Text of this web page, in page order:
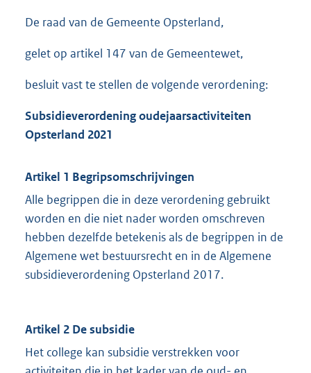
De raad van de Gemeente Opsterland,
gelet op artikel 147 van de Gemeentewet,
besluit vast te stellen de volgende verordening:
Subsidieverordening oudejaarsactiviteiten
Opsterland 2021
Artikel 1 Begripsomschrijvingen
Alle begrippen die in deze verordening gebruikt
worden en die niet nader worden omschreven
hebben dezelfde betekenis als de begrippen in de
Algemene wet bestuursrecht en in de Algemene
subsidieverordening Opsterland 2017.
Artikel 2 De subsidie
Het college kan subsidie verstrekken voor